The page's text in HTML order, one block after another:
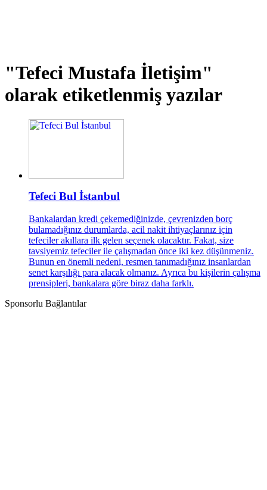
"Tefeci Mustafa İletişim"
olarak etiketlenmiş yazılar
Tefeci Bul İstanbul
Bankalardan kredi çekemediğinizde, çevrenizden borç
bulamadığınız durumlarda, acil nakit ihtiyaçlarınız için
tefeciler akıllara ilk gelen seçenek olacaktır. Fakat, size
tavsiyemiz tefeciler ile çalışmadan önce iki kez düşünmeniz.
Bunun en önemli nedeni, resmen tanımadığınız insanlardan
senet karşılığı para alacak olmanız. Ayrıca bu kişilerin çalışma
prensipleri, bankalara göre biraz daha farklı.
Sponsorlu Bağlantılar